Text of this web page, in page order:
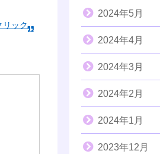
リック
2024年5月
2024年4月
2024年3月
2024年2月
2024年1月
2023年12月